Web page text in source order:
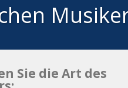
Sie die Art des